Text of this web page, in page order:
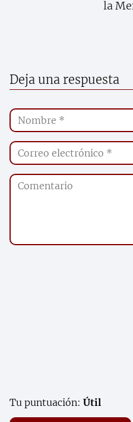
la
Deja una respuesta
Tu puntuación: Útil